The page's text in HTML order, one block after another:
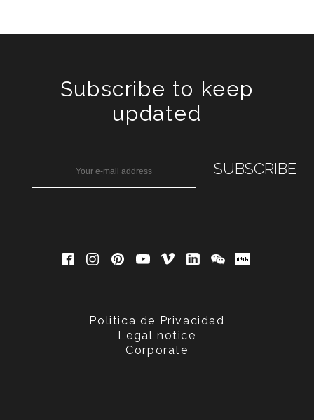
Subscribe to keep
updated
Politica de Privacidad
Legal notice
Corporate